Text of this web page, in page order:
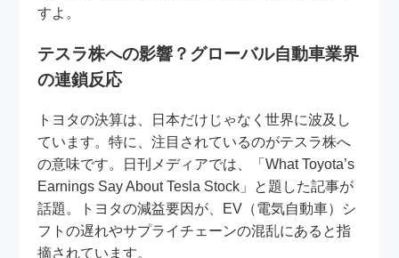
すよ。
テスラ株への影響？グローバル自動車業界
の連鎖反応
トヨタの決算は、日本だけじゃなく世界に波及し
ています。特に、注目されているのがテスラ株へ
の意味です。日刊メディアでは、「What Toyota’s
Earnings Say About Tesla Stock」と題した記事が
話題。トヨタの減益要因が、EV（電気自動車）シ
フトの遅れやサプライチェーンの混乱にあると指
摘されています。